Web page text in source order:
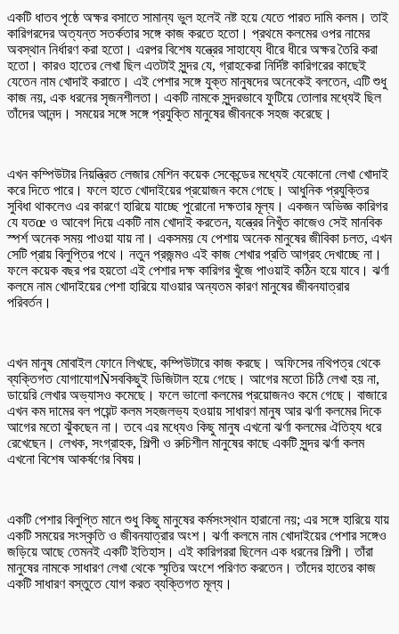
একটি ধাতব পৃষ্ঠে অক্ষর বসাতে সামান্য ভুল হলেই নষ্ট হয়ে যেতে পারত দামি কলম। তাই
কারিগরদের অত্যন্ত সতর্কতার সঙ্গে কাজ করতে হতো। প্রথমে কলমের ওপর নামের
অবস্থান নির্ধারণ করা হতো। এরপর বিশেষ যন্ত্রের সাহায্যে ধীরে ধীরে অক্ষর তৈরি করা
হতো। কারও হাতের লেখা ছিল এতটাই সুন্দর যে, গ্রাহকেরা নির্দিষ্ট কারিগরের কাছেই
যেতেন নাম খোদাই করাতে। এই পেশার সঙ্গে যুক্ত মানুষদের অনেকেই বলতেন, এটি শুধু
কাজ নয়, এক ধরনের সৃজনশীলতা। একটি নামকে সুন্দরভাবে ফুটিয়ে তোলার মধ্যেই ছিল
তাঁদের আনন্দ। সময়ের সঙ্গে সঙ্গে প্রযুক্তি মানুষের জীবনকে সহজ করেছে।
এখন কম্পিউটার নিয়ন্ত্রিত লেজার মেশিন কয়েক সেকেন্ডের মধ্যেই যেকোনো লেখা খোদাই
করে দিতে পারে। ফলে হাতে খোদাইয়ের প্রয়োজন কমে গেছে। আধুনিক প্রযুক্তির
সুবিধা থাকলেও এর কারণে হারিয়ে যাচ্ছে পুরোনো দক্ষতার মূল্য। একজন অভিজ্ঞ কারিগর
যে যতœ ও আবেগ দিয়ে একটি নাম খোদাই করতেন, যন্ত্রের নিখুঁত কাজেও সেই মানবিক
স্পর্শ অনেক সময় পাওয়া যায় না। একসময় যে পেশায় অনেক মানুষের জীবিকা চলত, এখন
সেটি প্রায় বিলুপ্তির পথে। নতুন প্রজন্মও এই কাজ শেখার প্রতি আগ্রহ দেখাচ্ছে না।
ফলে কয়েক বছর পর হয়তো এই পেশার দক্ষ কারিগর খুঁজে পাওয়াই কঠিন হয়ে যাবে। ঝর্ণা
কলমে নাম খোদাইয়ের পেশা হারিয়ে যাওয়ার অন্যতম কারণ মানুষের জীবনযাত্রার
পরিবর্তন।
এখন মানুষ মোবাইল ফোনে লিখছে, কম্পিউটারে কাজ করছে। অফিসের নথিপত্র থেকে
ব্যক্তিগত যোগাযোগÑসবকিছুই ডিজিটাল হয়ে গেছে। আগের মতো চিঠি লেখা হয় না,
ডায়েরি লেখার অভ্যাসও কমেছে। ফলে ভালো কলমের প্রয়োজনও কমে গেছে। বাজারে
এখন কম দামের বল পয়েন্ট কলম সহজলভ্য হওয়ায় সাধারণ মানুষ আর ঝর্ণা কলমের দিকে
আগের মতো ঝুঁকছেন না। তবে এর মধ্যেও কিছু মানুষ এখনো ঝর্ণা কলমের ঐতিহ্য ধরে
রেখেছেন। লেখক, সংগ্রাহক, শিল্পী ও রুচিশীল মানুষের কাছে একটি সুন্দর ঝর্ণা কলম
এখনো বিশেষ আকর্ষণের বিষয়।
একটি পেশার বিলুপ্তি মানে শুধু কিছু মানুষের কর্মসংস্থান হারানো নয়; এর সঙ্গে হারিয়ে যায়
একটি সময়ের সংস্কৃতি ও জীবনযাত্রার অংশ। ঝর্ণা কলমে নাম খোদাইয়ের পেশার সঙ্গেও
জড়িয়ে আছে তেমনই একটি ইতিহাস। এই কারিগররা ছিলেন এক ধরনের শিল্পী। তাঁরা
মানুষের নামকে সাধারণ লেখা থেকে স্মৃতির অংশে পরিণত করতেন। তাঁদের হাতের কাজ
একটি সাধারণ বস্তুতে যোগ করত ব্যক্তিগত মূল্য।